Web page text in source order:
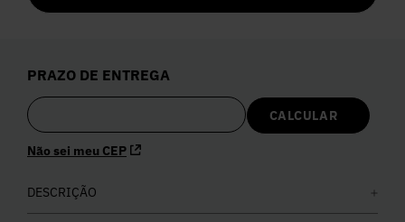
PRAZO DE ENTREGA
Não sei meu CEP
DESCRIÇÃO
4º Blusa
5º Calça